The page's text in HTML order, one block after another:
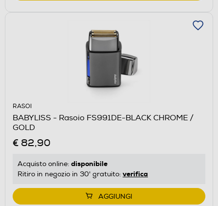
RASOI
BABYLISS - Rasoio FS991DE-BLACK CHROME /
GOLD
€ 82,90
Acquisto online: disponibile
Ritiro in negozio in 30' gratuito: verifica
AGGIUNGI